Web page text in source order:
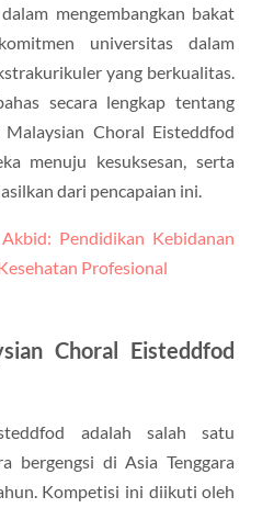
mengembangkan bakat
universitas dalam
yang berkualitas.
secara lengkap tentang
Choral Eisteddfod
menuju kesuksesan, serta
dari pencapaian ini.
Pendidikan Kebidanan
Profesional
Choral Eisteddfod
adalah salah satu
bergengsi di Asia Tenggara
Kompetisi ini diikuti oleh